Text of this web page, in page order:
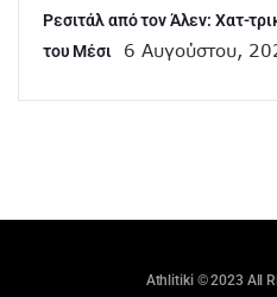
Ρεσιτάλ από τον Άλεν: Χατ-
του Μέσι
6 Αυγούστου,
Athlitiki © 2023 All